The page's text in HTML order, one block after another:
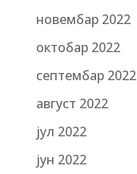
новембар 2022
октобар 2022
септембар 2022
август 2022
јул 2022
јун 2022